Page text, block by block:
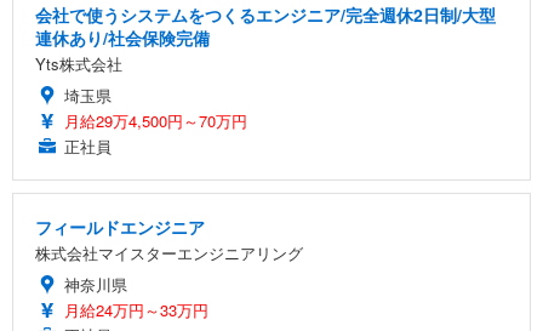
会社で使うシステムをつくるエンジニア/完全週休2日制/大型
連休あり/社会保険完備
Yts株式会社
埼玉県
月給29万4,500円～70万円
正社員
フィールドエンジニア
株式会社マイスターエンジニアリング
神奈川県
月給24万円～33万円